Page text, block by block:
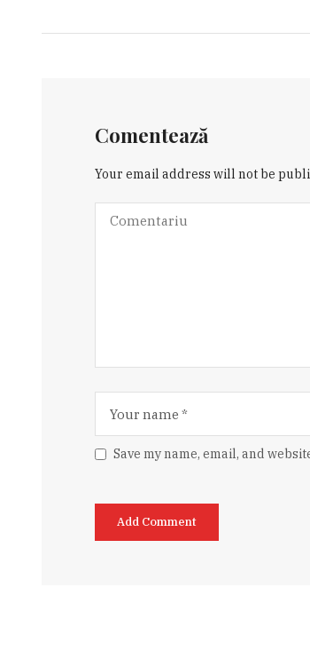
Comentează
Your email address will not be
Save my name, email, and